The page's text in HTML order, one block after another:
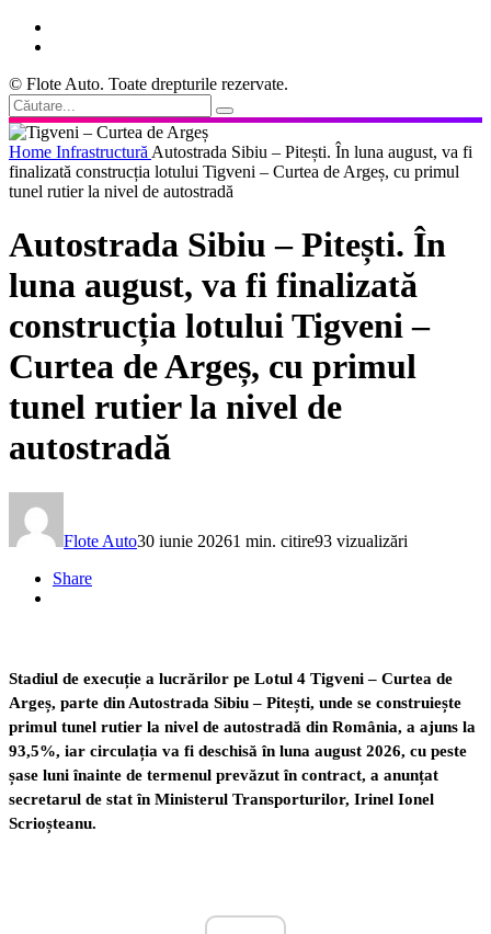
© Flote Auto. Toate drepturile rezervate.
Home Infrastructură Autostrada Sibiu – Pitești. În luna august, va fi
finalizată construcția lotului Tigveni – Curtea de Argeș, cu primul
tunel rutier la nivel de autostradă
Autostrada Sibiu – Pitești. În
luna august, va fi finalizată
construcția lotului Tigveni –
Curtea de Argeș, cu primul
tunel rutier la nivel de
autostradă
Flote Auto30 iunie 20261 min. citire93 vizualizări
Share
Stadiul de execuție a lucrărilor pe Lotul 4 Tigveni – Curtea de
Argeș, parte din Autostrada Sibiu – Pitești, unde se construiește
primul tunel rutier la nivel de autostradă din România, a ajuns la
93,5%, iar circulația va fi deschisă în luna august 2026, cu peste
șase luni înainte de termenul prevăzut în contract, a anunțat
secretarul de stat în Ministerul Transporturilor, Irinel Ionel
Scrioșteanu.